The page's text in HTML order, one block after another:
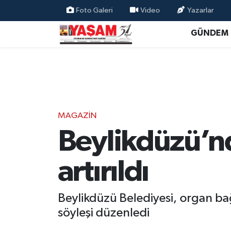
Foto Galeri Video Yazarlar
GÜNDEM
MAGAZİN
artırıldı
Beylikdüzü Belediyesi, organ
söyleşi düzenledi